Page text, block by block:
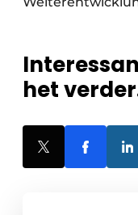
het